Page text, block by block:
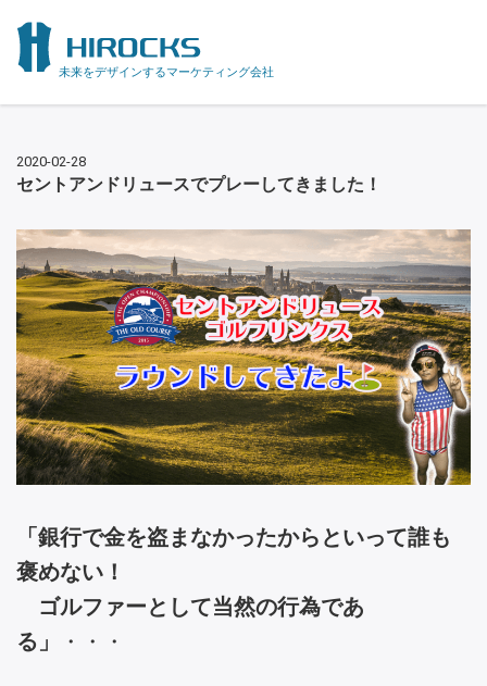
未来をデザインするマーケティング会社
2020-02-28
セントアンドリュースでプレーしてきました！
「銀行で金を盗まなかったからといって誰も
褒めない！
ゴルファーとして当然の行為であ
る」
・・・